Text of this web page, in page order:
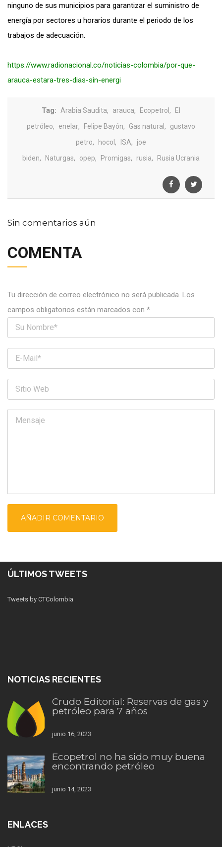
ninguno de sus municipios para garantizar el suministro de
energía por sectores u horarios durante el periodo de los
trabajos de adecuación.
https://www.radionacional.co/noticias-colombia/por-que-
arauca-estara-tres-dias-sin-energi
Tag: Arabia Saudita, arauca, Ecopetrol ,
El
petróleo, enelar, Felipe Bayón, Gas natural ,
gustavo
petro, hocol , ISA,
joe
biden, Naturgas, opep, Promigas, rusia, Rusia Ucrania
Sin comentarios aún
COMENTA
Tu dirección de correo electrónico no será publicada. Los
campos obligatorios están marcados con *
ÚLTIMOS TWEETS
Tweets by CTColombia
NOTICIAS RECIENTES
Crudo Editorial: Reservas de gas y
petróleo para 7 años
junio 16, 2023
Ecopetrol no ha sido muy buena
encontrando petróleo
junio 14, 2023
ENLACES